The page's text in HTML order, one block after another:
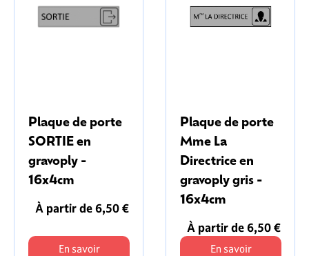
Plaque de porte
SORTIE en
gravoply -
16x4cm
À partir de 6,50 €
En savoir
Plaque de porte
Mme La
Directrice en
gravoply gris -
16x4cm
À partir de 6,50 €
En savoir